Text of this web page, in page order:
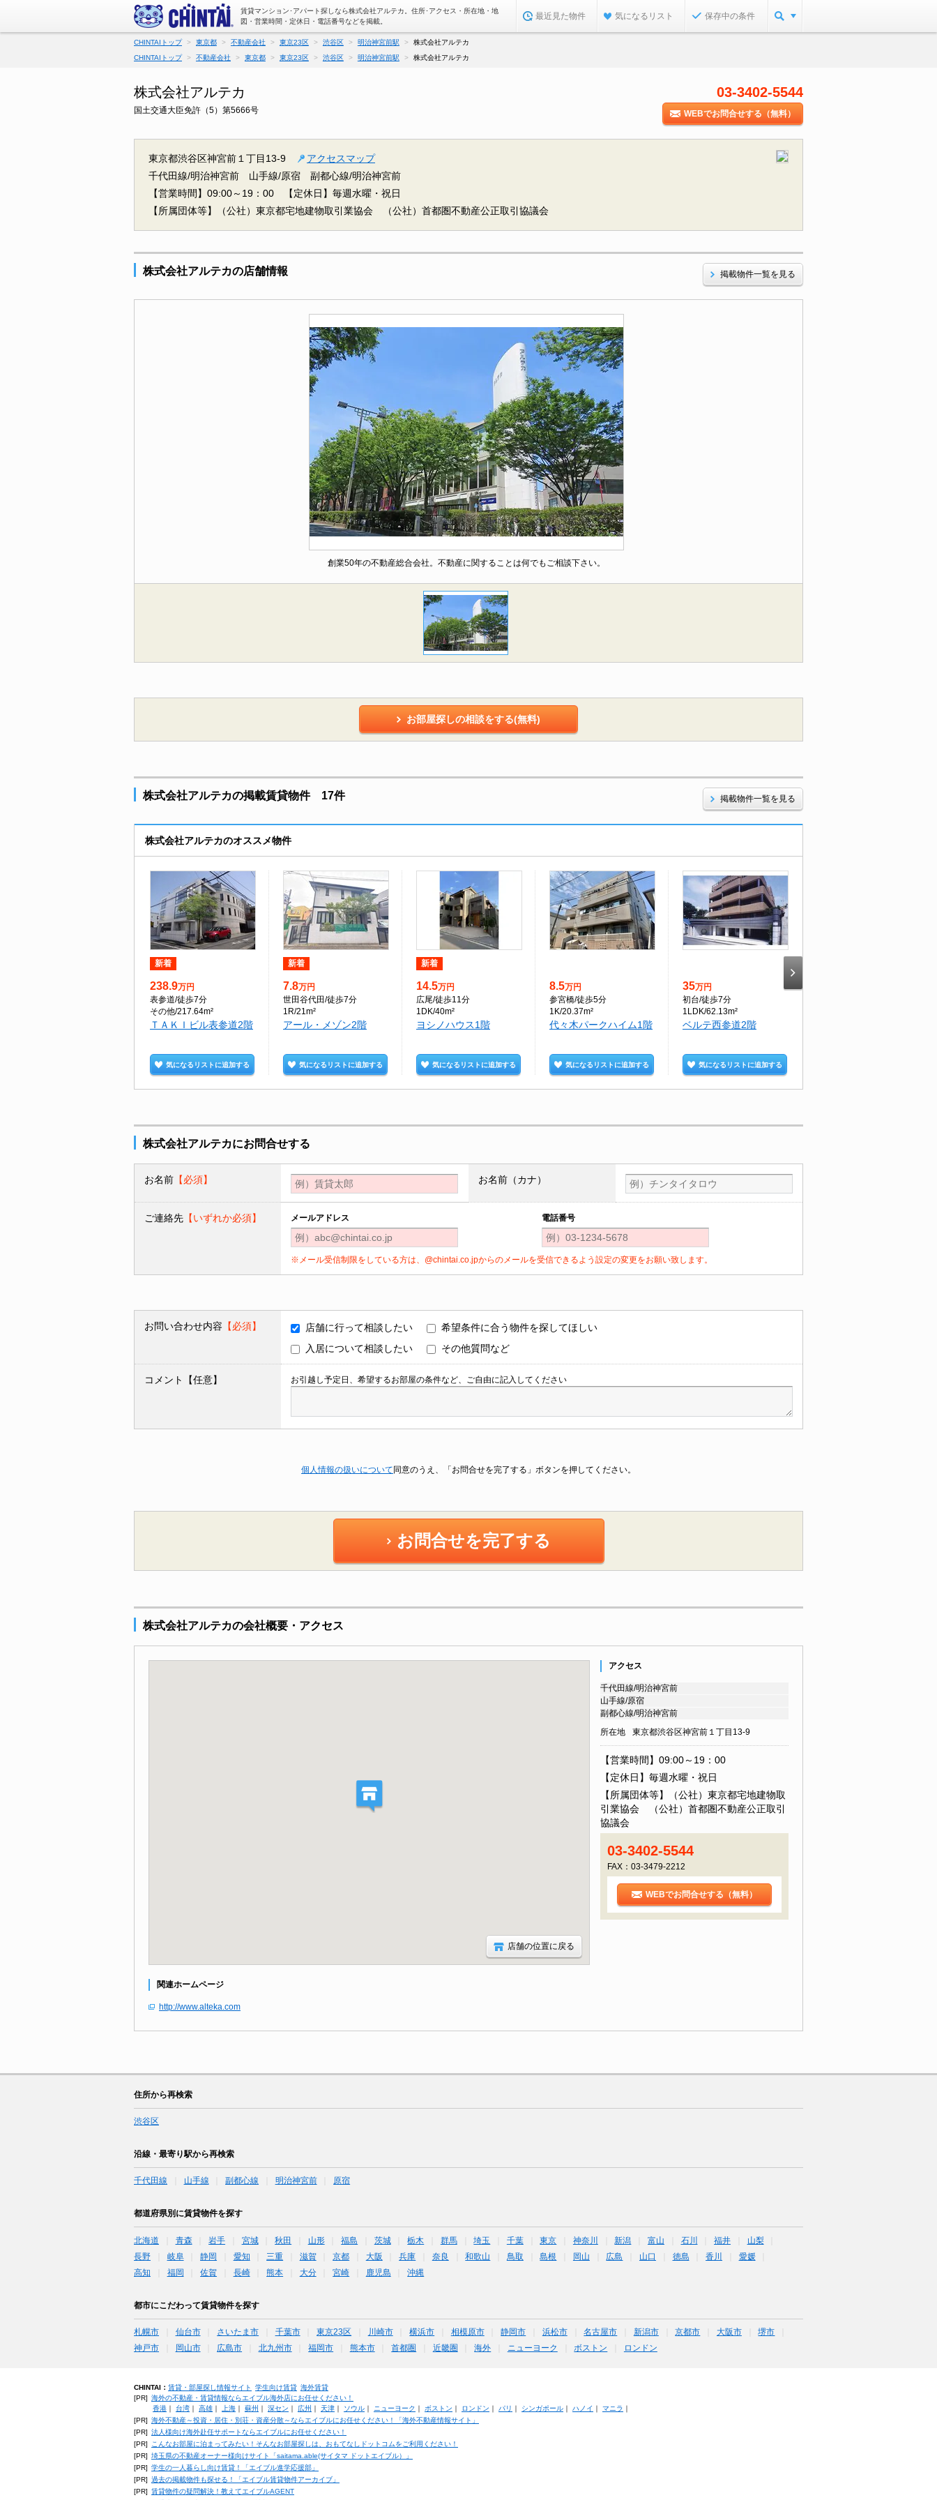
賃貸マンション･アパート探しなら株式会社アルテカ。住所･アクセス・所在地・地
図・営業時間・定休日・電話番号などを掲載。
最近見た物件 気になるリスト 保存中の条件
CHINTAIトップ 東京都 不動産会社 東京23区 渋谷区 明治神宮前駅
株式会社アルテカ
CHINTAIトップ
不動産会社 東京都 東京23区 渋谷区 明治神宮前駅 株式会社アルテカ
株式会社アルテカ
国土交通大臣免許（5）第5666号
03-3402-5544
WEBでお問合せする（無料）
東京都渋谷区神宮前１丁目13-9
アクセスマップ
千代田線/明治神宮前
山手線/原宿
副都心線/明治神宮前
【営業時間】09:00～19：00
【定休日】毎週水曜・祝日
【所属団体等】（公社）東京都宅地建物取引業協会 （公社）首都圏不動産公正取引協議会
株式会社アルテカの店舗情報 掲載物件一覧を見る
創業50年の不動産総合会社。不動産に関することは何でもご相談下さい。
お部屋探しの相談をする(無料)
株式会社アルテカの掲載賃貸物件 17件 掲載物件一覧を見る
株式会社アルテカのオススメ物件
新着
238.9万円
表参道/徒歩7分
その他/217.64m²
ＴＡＫＩビル表参道2階
気になるリストに追加する
新着
7.8万円
世田谷代田/徒歩7分
1R/21m²
アール・メゾン2階
気になるリストに追加する
新着
14.5万円
広尾/徒歩11分
1DK/40m²
ヨシノハウス1階
気になるリストに追加する
8.5万円
参宮橋/徒歩5分
1K/20.37m²
代々木パークハイム1階
気になるリストに追加する
35万円
初台/徒歩7分
1LDK/62.13m²
ベルテ西参道2階
気になるリストに追加する
株式会社アルテカにお問合せする
お名前 【必須】 お名前（カナ）
ご連絡先 【いずれか必須】 メールアドレス 電話番号
※メール受信制限をしている方は、@chintai.co.jpからのメールを受信できるよう設定の変更をお願い致します。
お問い合わせ内容 【必須】 店舗に行って相談したい
希望条件に合う物件を探してほしい
入居について相談したい
その他質問など
コメント【任意】 お引越し予定日、希望するお部屋の条件など、ご自由に記入してください
個人情報の扱いについて 同意のうえ、「お問合せを完了する」ボタンを押してください。
お問合せを完了する
株式会社アルテカの会社概要・アクセス
アクセス
千代田線/明治神宮前
山手線/原宿
副都心線/明治神宮前
所在地 東京都渋谷区神宮前１丁目13-9
【営業時間】09:00～19：00
【定休日】毎週水曜・祝日
【所属団体等】（公社）東京都宅地建物取
引業協会 （公社）首都圏不動産公正取引
協議会
03-3402-5544
FAX：03-3479-2212
WEBでお問合せする（無料）
店舗の位置に戻る
関連ホームページ
http://www.alteka.com
住所から再検索
渋谷区
沿線・最寄り駅から再検索
千代田線 山手線 副都心線 明治神宮前 原宿
都道府県別に賃貸物件を探す
北海道 青森 岩手 宮城 秋田 山形 福島 茨城 栃木 群馬 埼玉 千葉 東京 神奈川 新潟 富山 石川 福井
山梨
長野
岐阜 静岡 愛知 三重 滋賀 京都 大阪 兵庫 奈良 和歌山 鳥取 島根 岡山 広島 山口 徳島 香川
愛媛
高知
福岡 佐賀 長崎 熊本 大分 宮崎 鹿児島 沖縄
都市にこだわって賃貸物件を探す
札幌市 仙台市 さいたま市 千葉市 東京23区 川崎市 横浜市 相模原市 静岡市 浜松市 名古屋市 新潟市 京都市 大阪市
堺市
神戸市
岡山市 広島市 北九州市 福岡市 熊本市 首都圏 近畿圏 海外 ニューヨーク ボストン ロンドン
CHINTAI： 賃貸・部屋探し情報サイト 学生向け賃貸 海外賃貸
[PR] 海外の不動産・賃貸情報ならエイブル海外店にお任せください！
香港｜ 台湾｜ 高雄｜ 上海｜ 蘇州 ｜ 深セン ｜ 広州 ｜ 天津｜ ソウル｜ ニューヨーク ｜ ボストン ｜ ロンドン ｜ パリ ｜ シンガポール｜ ハノイ ｜ マニラ ｜
[PR] 海外不動産～投資・居住・別荘・資産分散～ならエイブルにお任せください！「海外不動産情報サイト」
[PR] 法人様向け海外赴任サポートならエイブルにお任せください！
[PR]
こんなお部屋に泊まってみたい！そんなお部屋探しは、おもてなしドットコムをご利用ください！
[PR] 埼玉県の不動産オーナー様向けサイト「saitama.able(サイタマ ドットエイブル）」
[PR] 学生の一人暮らし向け賃貸！「エイブル進学応援部」
[PR] 過去の掲載物件も探せる！「エイブル賃貸物件アーカイブ」
[PR] 賃貸物件の疑問解決！教えてエイブルAGENT